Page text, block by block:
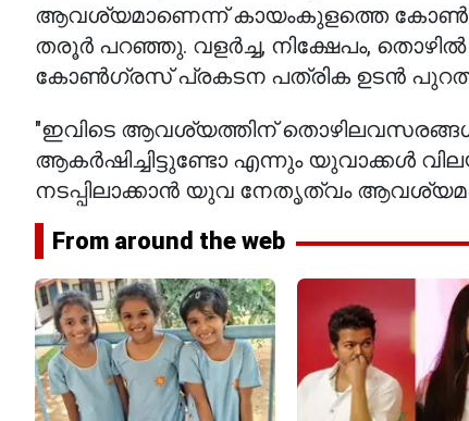
ആവശ്യമാണെന്ന് കായംകുളത്തെ
തരൂർ പറഞ്ഞു. വളർച്ച, നിക്ഷേപം,
കോൺഗ്രസ് പ്രകടന പത്രിക ഉടൻ
"ഇവിടെ ആവശ്യത്തിന്
ആകർഷിച്ചിട്ടുണ്ടോ എന്നും യുവാക്കൾ
നടപ്പിലാക്കാൻ യുവ നേതൃത്വം
From around the web